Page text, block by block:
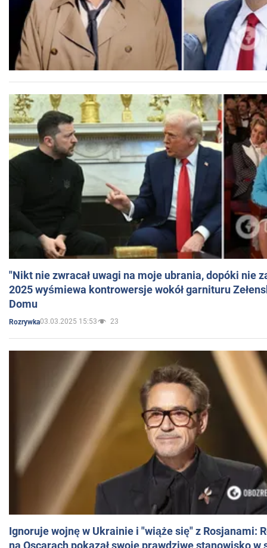
"Nikt nie zwracał uwagi na moje ubrania, dopóki nie
2025 wyśmiewa kontrowersje wokół garnituru
Domu
Rozrywka03.03.2025 15:53 23
Ignoruje wojnę w Ukrainie i "wiąże się" z Rosjanami:
na Oscarach pokazał swoje prawdziwe stanowisko w